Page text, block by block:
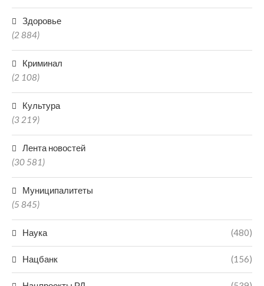
Здоровье
(2 884)
Криминал
(2 108)
Культура
(3 219)
Лента новостей
(30 581)
Муниципалитеты
(5 845)
Наука (480)
Нацбанк (156)